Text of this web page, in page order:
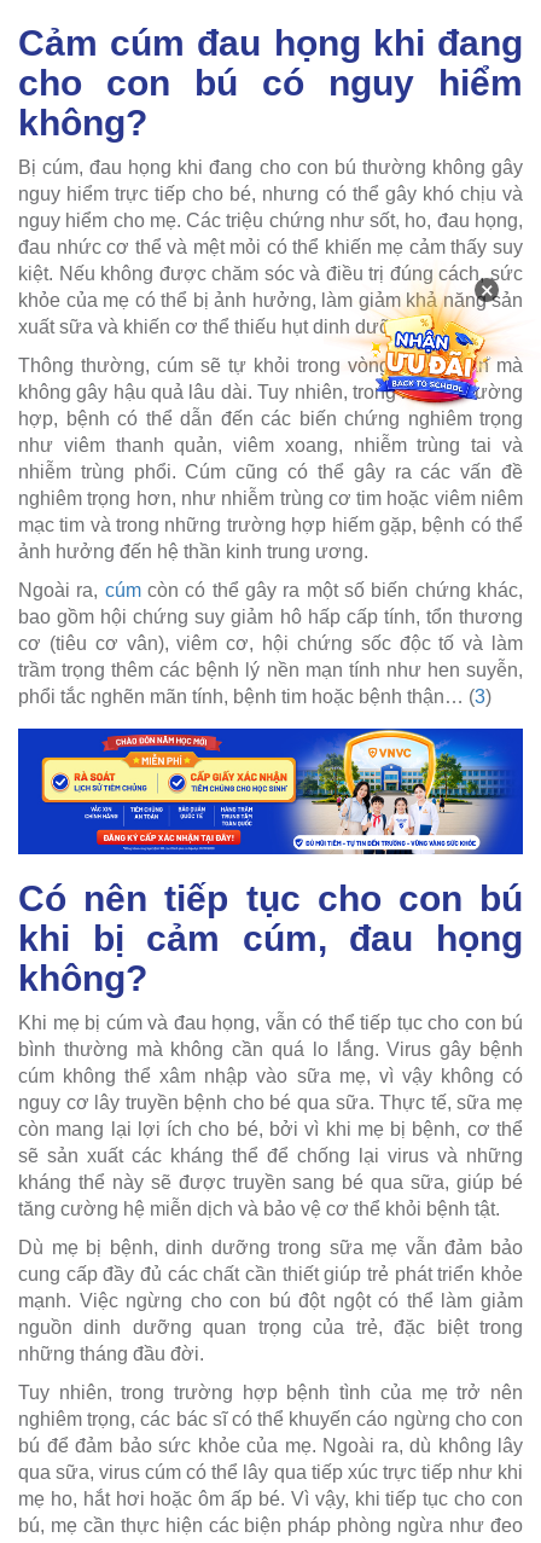
Cảm cúm đau họng khi đang
cho con bú có nguy hiểm
không?
Bị cúm, đau họng khi đang cho con bú thường không gây
nguy hiểm trực tiếp cho bé, nhưng có thể gây khó chịu và
nguy hiểm cho mẹ. Các triệu chứng như sốt, ho, đau họng,
đau nhức cơ thể và mệt mỏi có thể khiến mẹ cảm thấy suy
kiệt. Nếu không được chăm sóc và điều trị đúng cách, sức
khỏe của mẹ có thể bị ảnh hưởng, làm giảm khả năng sản
xuất sữa và khiến cơ thể thiếu hụt dinh dưỡng.
Thông thường, cúm sẽ tự khỏi trong vòng 1 – 2 tuần mà
không gây hậu quả lâu dài. Tuy nhiên, trong một số trường
hợp, bệnh có thể dẫn đến các biến chứng nghiêm trọng
như viêm thanh quản, viêm xoang, nhiễm trùng tai và
nhiễm trùng phổi. Cúm cũng có thể gây ra các vấn đề
nghiêm trọng hơn, như nhiễm trùng cơ tim hoặc viêm niêm
mạc tim và trong những trường hợp hiếm gặp, bệnh có thể
ảnh hưởng đến hệ thần kinh trung ương.
Ngoài ra, cúmcòn có thể gây ra một số biến chứng khác,
bao gồm hội chứng suy giảm hô hấp cấp tính, tổn thương
cơ (tiêu cơ vân), viêm cơ, hội chứng sốc độc tố và làm
trầm trọng thêm các bệnh lý nền mạn tính như hen suyễn,
phổi tắc nghẽn mãn tính, bệnh tim hoặc bệnh thận… (3)
Có nên tiếp tục cho con bú
khi bị cảm cúm, đau họng
không?
Khi mẹ bị cúm và đau họng, vẫn có thể tiếp tục cho con bú
bình thường mà không cần quá lo lắng. Virus gây bệnh
cúm không thể xâm nhập vào sữa mẹ, vì vậy không có
nguy cơ lây truyền bệnh cho bé qua sữa. Thực tế, sữa mẹ
còn mang lại lợi ích cho bé, bởi vì khi mẹ bị bệnh, cơ thể
sẽ sản xuất các kháng thể để chống lại virus và những
kháng thể này sẽ được truyền sang bé qua sữa, giúp bé
tăng cường hệ miễn dịch và bảo vệ cơ thể khỏi bệnh tật.
Dù mẹ bị bệnh, dinh dưỡng trong sữa mẹ vẫn đảm bảo
cung cấp đầy đủ các chất cần thiết giúp trẻ phát triển khỏe
mạnh. Việc ngừng cho con bú đột ngột có thể làm giảm
nguồn dinh dưỡng quan trọng của trẻ, đặc biệt trong
những tháng đầu đời.
Tuy nhiên, trong trường hợp bệnh tình của mẹ trở nên
nghiêm trọng, các bác sĩ có thể khuyến cáo ngừng cho con
bú để đảm bảo sức khỏe của mẹ. Ngoài ra, dù không lây
qua sữa, virus cúm có thể lây qua tiếp xúc trực tiếp như khi
mẹ ho, hắt hơi hoặc ôm ấp bé. Vì vậy, khi tiếp tục cho con
bú, mẹ cần thực hiện các biện pháp phòng ngừa như đeo
×